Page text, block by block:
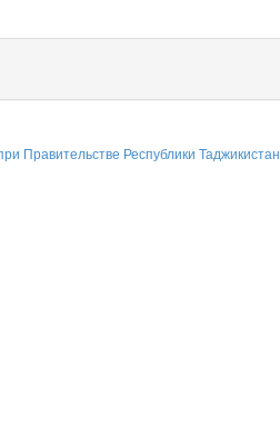
Правительстве Республики Таджикистан